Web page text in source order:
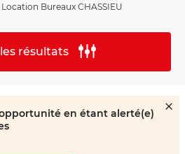
Location Bureaux CHASSIEU
résultats
en étant alerté(e)